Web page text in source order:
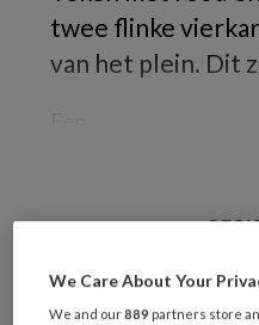
twee flinke
van het plein. Dit
Wil je dit
We Care About Your
We and our889 partners store